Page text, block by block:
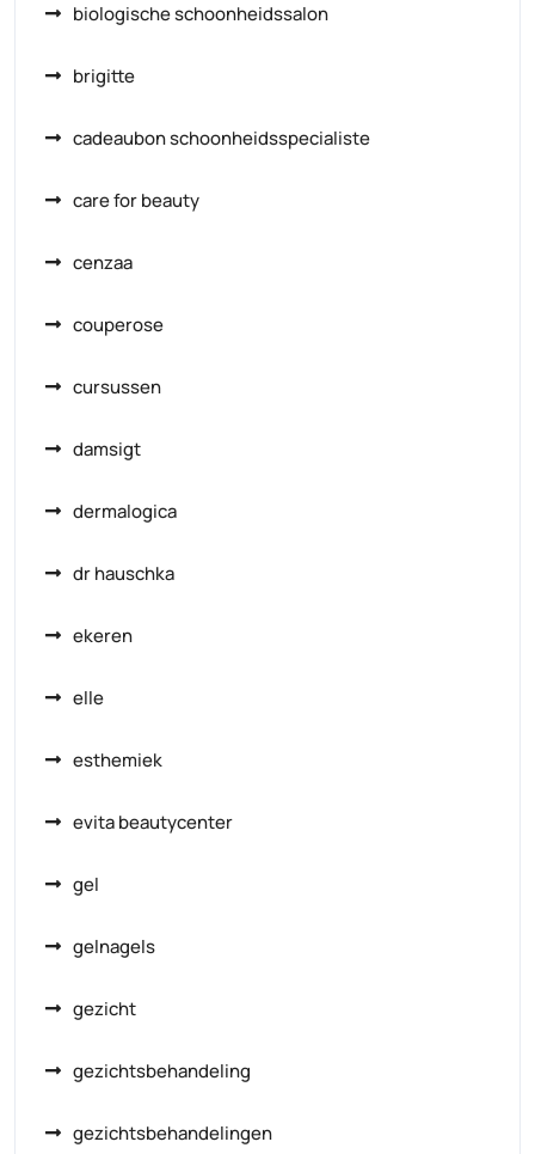
biologische schoonheidssalon
brigitte
cadeaubon schoonheidsspecialiste
care for beauty
cenzaa
couperose
cursussen
damsigt
dermalogica
dr hauschka
ekeren
elle
esthemiek
evita beautycenter
gel
gelnagels
gezicht
gezichtsbehandeling
gezichtsbehandelingen